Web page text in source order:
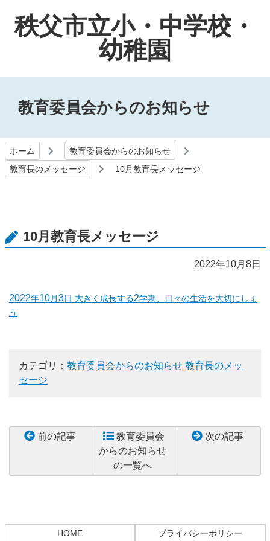
秩父市立小・中学校・
幼稚園
教育委員会からのお知らせ
ホーム
教育委員会からのお知らせ
教育長のメッセージ
10月教育長メッセージ
10月教育長メッセージ
2022年10月8日
2022年10月 3 日 大きく成長する2学期、日々の生活を大切にしょ
う
カテゴリ： 教育委員会からのお知らせ 教育長のメッ
セージ
前の記事
教育委員会
からのお知らせ
の一覧へ
次の記事
HOME プライバシーポリシー